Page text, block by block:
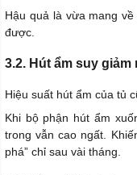
Hậu quả là vừa mang
được.
3.2. Hút ẩm suy
Hiệu suất hút ẩm của tủ
Khi bộ phận hút ẩm
trong vẫn cao ngất.
phá” chỉ sau vài tháng.